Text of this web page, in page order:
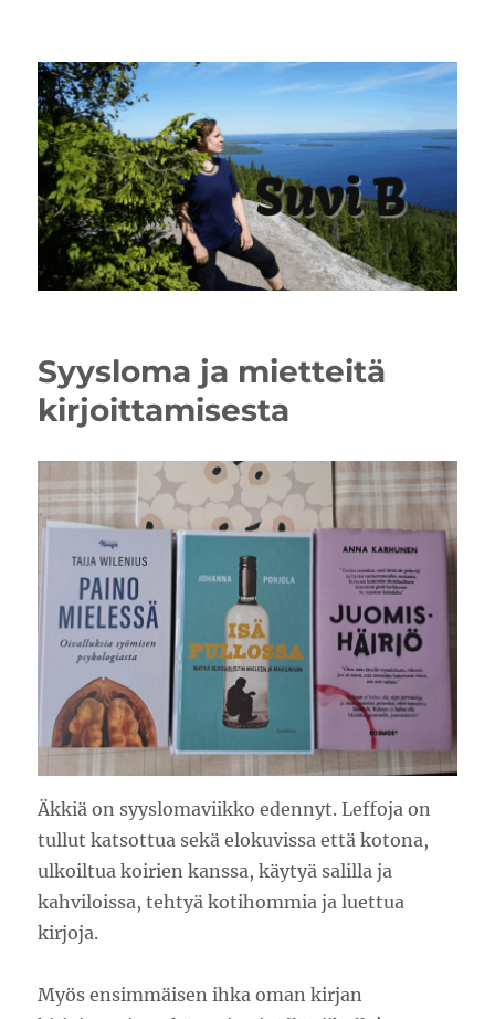
Syysloma ja mietteitä
kirjoittamisesta
Äkkiä on syyslomaviikko edennyt. Leffoja on
tullut katsottua sekä elokuvissa että kotona,
ulkoiltua koirien kanssa, käytyä salilla ja
kahviloissa, tehtyä kotihommia ja luettua
kirjoja.
Myös ensimmäisen ihka oman kirjan